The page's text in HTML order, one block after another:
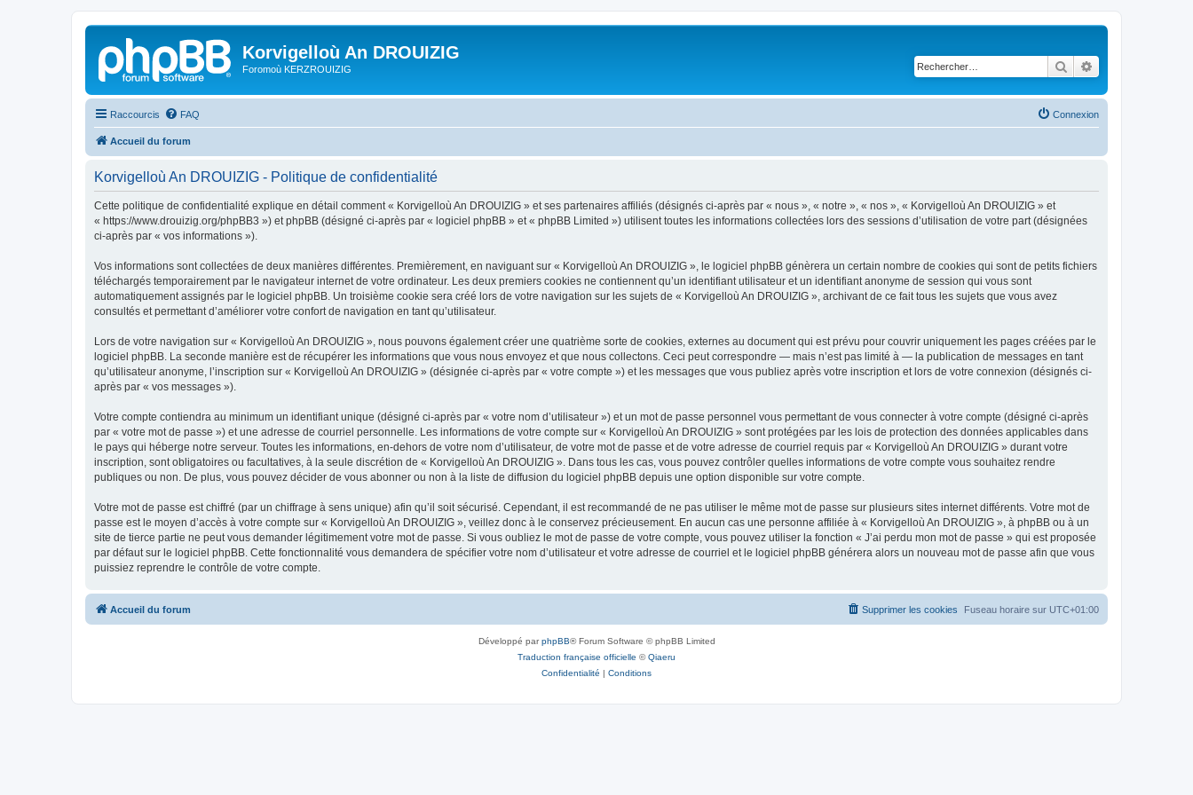
Korvigelloù An DROUIZIG
Foromoù KERZROUIZIG Rechercher
Raccourcis FAQ Connexion
Accueil du forum
Korvigelloù An DROUIZIG - Politique de confidentialité
Cette politique de confidentialité explique en détail comment « Korvigelloù An DROUIZIG » et ses partenaires affiliés (désignés ci-après par « nous », « notre », « nos », « Korvigelloù An DROUIZIG » et
« https://www.drouizig.org/phpBB3 ») et phpBB (désigné ci-après par « logiciel phpBB » et « phpBB Limited ») utilisent toutes les informations collectées lors des sessions d’utilisation de votre part (désignées
ci-après par « vos informations »).
Vos informations sont collectées de deux manières différentes. Premièrement, en naviguant sur « Korvigelloù An DROUIZIG », le logiciel phpBB génèrera un certain nombre de cookies qui sont de petits fichiers
téléchargés temporairement par le navigateur internet de votre ordinateur. Les deux premiers cookies ne contiennent qu’un identifiant utilisateur et un identifiant anonyme de session qui vous sont
automatiquement assignés par le logiciel phpBB. Un troisième cookie sera créé lors de votre navigation sur les sujets de « Korvigelloù An DROUIZIG », archivant de ce fait tous les sujets que vous avez
consultés et permettant d’améliorer votre confort de navigation en tant qu’utilisateur.
Lors de votre navigation sur « Korvigelloù An DROUIZIG », nous pouvons également créer une quatrième sorte de cookies, externes au document qui est prévu pour couvrir uniquement les pages créées par le
logiciel phpBB. La seconde manière est de récupérer les informations que vous nous envoyez et que nous collectons. Ceci peut correspondre — mais n’est pas limité à — la publication de messages en tant
qu’utilisateur anonyme, l’inscription sur « Korvigelloù An DROUIZIG » (désignée ci-après par « votre compte ») et les messages que vous publiez après votre inscription et lors de votre connexion (désignés ci-
après par « vos messages »).
Votre compte contiendra au minimum un identifiant unique (désigné ci-après par « votre nom d’utilisateur ») et un mot de passe personnel vous permettant de vous connecter à votre compte (désigné ci-après
par « votre mot de passe ») et une adresse de courriel personnelle. Les informations de votre compte sur « Korvigelloù An DROUIZIG » sont protégées par les lois de protection des données applicables dans
le pays qui héberge notre serveur. Toutes les informations, en-dehors de votre nom d’utilisateur, de votre mot de passe et de votre adresse de courriel requis par « Korvigelloù An DROUIZIG » durant votre
inscription, sont obligatoires ou facultatives, à la seule discrétion de « Korvigelloù An DROUIZIG ». Dans tous les cas, vous pouvez contrôler quelles informations de votre compte vous souhaitez rendre
publiques ou non. De plus, vous pouvez décider de vous abonner ou non à la liste de diffusion du logiciel phpBB depuis une option disponible sur votre compte.
Votre mot de passe est chiffré (par un chiffrage à sens unique) afin qu’il soit sécurisé. Cependant, il est recommandé de ne pas utiliser le même mot de passe sur plusieurs sites internet différents. Votre mot de
passe est le moyen d’accès à votre compte sur « Korvigelloù An DROUIZIG », veillez donc à le conservez précieusement. En aucun cas une personne affiliée à « Korvigelloù An DROUIZIG », à phpBB ou à un
site de tierce partie ne peut vous demander légitimement votre mot de passe. Si vous oubliez le mot de passe de votre compte, vous pouvez utiliser la fonction « J’ai perdu mon mot de passe » qui est proposée
par défaut sur le logiciel phpBB. Cette fonctionnalité vous demandera de spécifier votre nom d’utilisateur et votre adresse de courriel et le logiciel phpBB générera alors un nouveau mot de passe afin que vous
puissiez reprendre le contrôle de votre compte.
Accueil du forum Fuseau horaire sur UTC+01:00
Supprimer les cookies
Développé parphpBB® Forum Software © phpBB Limited
Traduction française officielle ©Qiaeru
Confidentialité | Conditions